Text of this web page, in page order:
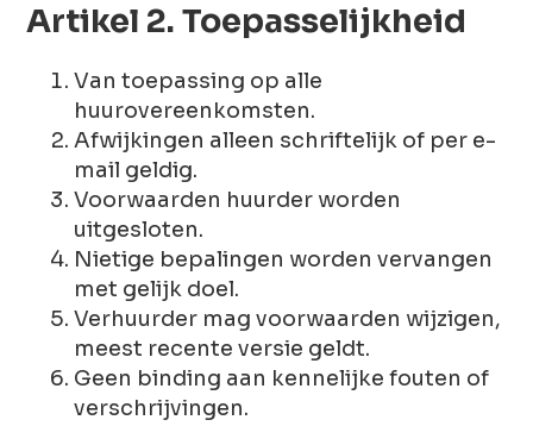
Artikel 2. Toepasselijkheid
Van toepassing op alle
huurovereenkomsten.
Afwijkingen alleen schriftelijk of per e-
mail geldig.
Voorwaarden huurder worden
uitgesloten.
Nietige bepalingen worden vervangen
met gelijk doel.
Verhuurder mag voorwaarden wijzigen,
meest recente versie geldt.
Geen binding aan kennelijke fouten of
verschrijvingen.